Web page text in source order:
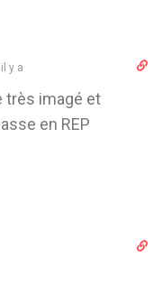
y a
très imagé et
en REP